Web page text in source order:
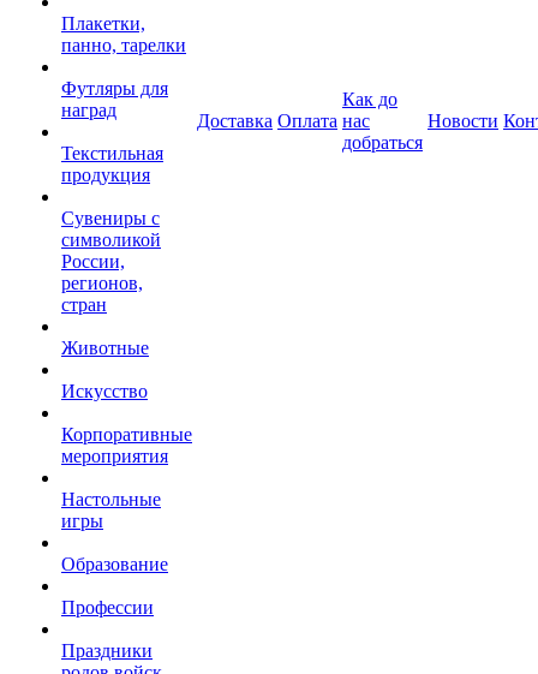
Плакетки,
панно, тарелки
Футляры для
наград
Текстильная
продукция
Сувениры с
символикой
России,
регионов,
стран
Животные
Искусство
Корпоративные
мероприятия
Настольные
игры
Образование
Профессии
Праздники
Доставка Оплата
Как до
нас
добраться
Новости